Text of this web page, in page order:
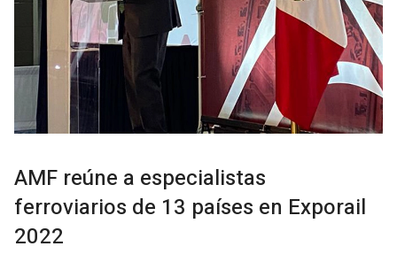
AMF reúne a especialistas
ferroviarios de 13 países en Exporail
2022